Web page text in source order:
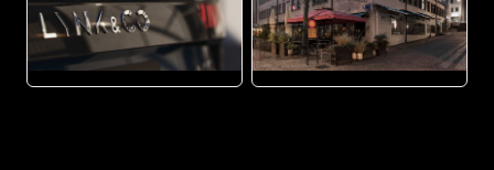
JPEG JPG